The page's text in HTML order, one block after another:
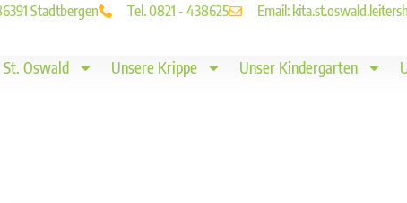
Stadtbergen Tel. 0821 - 438625 Email:
St. Oswald Unsere Krippe Unser Kindergarten